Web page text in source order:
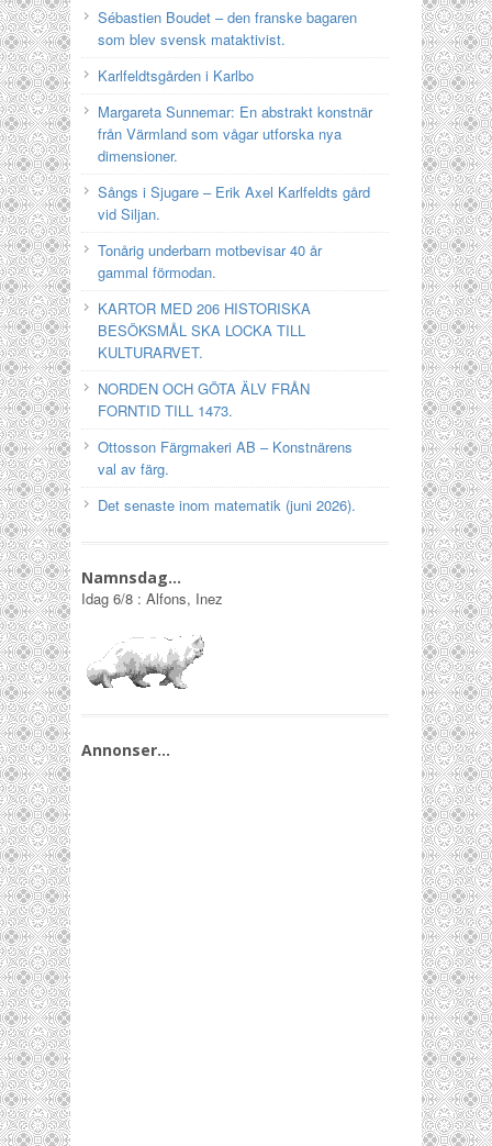
Sébastien Boudet – den franske bagaren
som blev svensk mataktivist.
Karlfeldtsgården i Karlbo
Margareta Sunnemar: En abstrakt konstnär
från Värmland som vågar utforska nya
dimensioner.
Sångs i Sjugare – Erik Axel Karlfeldts gård
vid Siljan.
Tonårig underbarn motbevisar 40 år
gammal förmodan.
KARTOR MED 206 HISTORISKA
BESÖKSMÅL SKA LOCKA TILL
KULTURARVET.
NORDEN OCH GÖTA ÄLV FRÅN
FORNTID TILL 1473.
Ottosson Färgmakeri AB – Konstnärens
val av färg.
Det senaste inom matematik (juni 2026).
Namnsdag…
Idag 6/8 : Alfons, Inez
Annonser…